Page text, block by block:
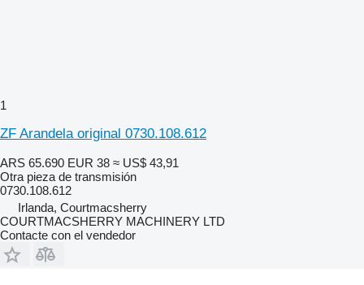
1
ZF Arandela original 0730.108.612
ARS 65.690 EUR 38 ≈ US$ 43,91
Otra pieza de transmisión
0730.108.612
Irlanda, Courtmacsherry
COURTMACSHERRY MACHINERY LTD
Contacte con el vendedor